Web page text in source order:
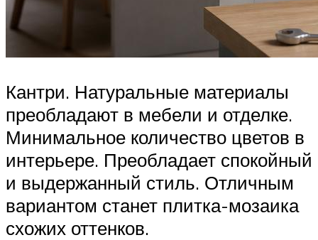
Кантри. Натуральные материалы
преобладают в мебели и отделке.
Минимальное количество цветов в
интерьере. Преобладает спокойный
и выдержанный стиль. Отличным
вариантом станет плитка-мозаика
схожих оттенков.